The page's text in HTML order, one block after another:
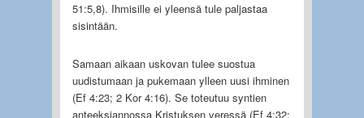
51:5,8). Ihmisille ei yleensä tule paljastaa
sisintään.
Samaan aikaan uskovan tulee suostua
uudistumaan ja pukemaan ylleen uusi ihminen
(Ef 4:23; 2 Kor 4:16). Se toteutuu syntien
anteeksiannossa Kristuksen veressä (Ef 4:32;